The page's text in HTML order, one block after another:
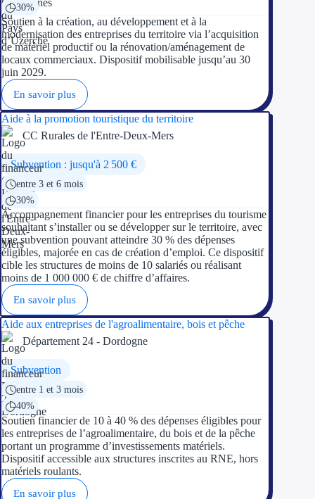
30%
Soutien à la création, au développement et à la
modernisation des entreprises du territoire via l’acquisition
de matériel productif ou la rénovation/aménagement de
locaux commerciaux. Dispositif mobilisable jusqu’au 30
juin 2029.
En savoir plus
Aide à la promotion touristique du territoire
CC Rurales de l'Entre-Deux-Mers
Subvention : jusqu'à 2 500 €
entre 3 et 6 mois
30%
Accompagnement financier pour les entreprises du tourisme
souhaitant s’installer ou se développer sur le territoire, avec
une subvention pouvant atteindre 30 % des dépenses
éligibles, majorée en cas de création d’emploi. Ce dispositif
cible les structures de moins de 10 salariés ou réalisant
moins de 1 000 000 € de chiffre d’affaires.
En savoir plus
Aide aux entreprises de l'agroalimentaire, bois et pêche
Département 24 - Dordogne
Subvention
entre 1 et 3 mois
40%
Soutien financier de 10 à 40 % des dépenses éligibles pour
les entreprises de l’agroalimentaire, du bois et de la pêche
portant un programme d’investissements matériels.
Dispositif accessible aux structures inscrites au RNE, hors
matériels roulants.
En savoir plus